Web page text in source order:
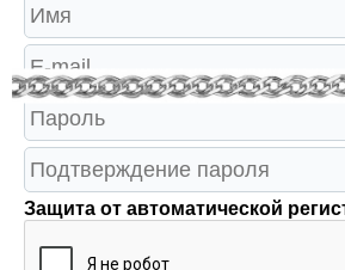
Защита от автоматической